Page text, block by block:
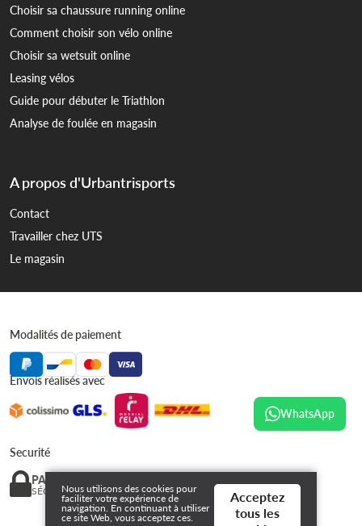
Choisir sa chaussure running online
Comment choisir son vélo online
Choisir sa wetsuit online
Leasing vélos
Guide pour débuter le Triathlon
Analyse de foulée en magasin
A propos d'Urbantrisports
Contact
Travailler chez UTS
Le magasin
Modalités de paiement
Envois réalisés avec
Securité
PAIEMENT
SÉCURISÉ
WhatsApp
Nous utilisons des cookies pour
faciliter votre expérience de
navigation. En continuant à utiliser
ce site Web, vous acceptez ces.
Acceptez
tous les